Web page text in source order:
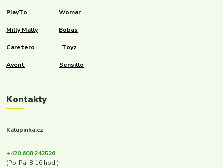
PlayTo Womar
Milly Mally Bobas
Caretero Toyz
Avent Sensillo
Kontakty
Kalupinka.cz
+420 608 242526
(Po-Pá, 8-16 hod.)